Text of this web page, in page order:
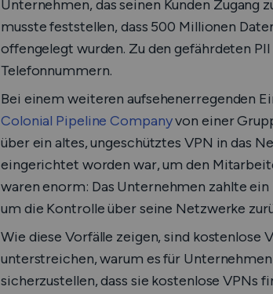
Unternehmen, das seinen Kunden
musste feststellen, dass 500 Millionen
offengelegt wurden. Zu den gefährdeten
Telefonnummern.
Bei einem weiteren aufsehenerregenden
Colonial Pipeline Companyvon einer
über ein altes, ungeschütztes VPN in das
eingerichtet worden war, um den
waren enorm: Das Unternehmen zahlte ein
um die Kontrolle über seine Netzwerke
Wie diese Vorfälle zeigen, sind kostenlose
unterstreichen, warum es für
sicherzustellen, dass sie kostenlose VPNs